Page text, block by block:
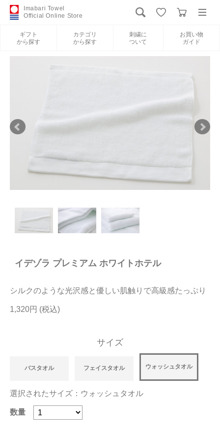
Imabari Towel
Official Online Store
ギフト
から探す
カテゴリ
から探す
刺繍に
ついて
お買い物
ガイド
新規会員登録
お買い物ガイド
当サイトについて
お問い合わせ
イデゾラ プレミアム ホワイトホテル
シルクのような光沢感と優しい肌触りで高級感たっぷり
1,320円
サイズ
バスタオル フェイスタオル ウォッシュタオル
選択されたサイズ：ウォッシュタオル
数量